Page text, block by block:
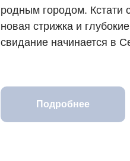
родным городом. Кстати
новая стрижка и
свидание начинается в
Подробнее